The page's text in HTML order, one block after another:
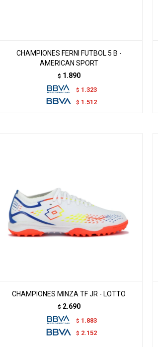
CHAMPIONES FERNI FUTBOL 5 B -
AMERICAN SPORT
$ 1.890
$ 1.323
$ 1.512
CHAMPIONES MINZA TF JR - LOTTO
$ 2.690
$ 1.883
$ 2.152